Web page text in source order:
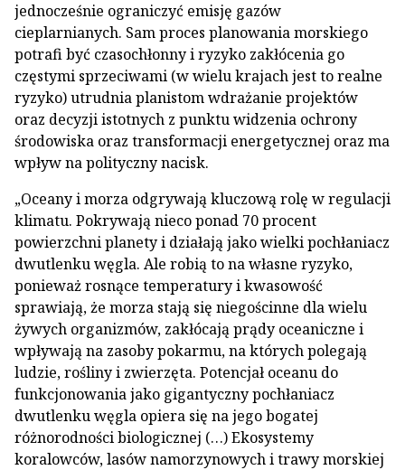
jednocześnie ograniczyć emisję gazów
cieplarnianych. Sam proces planowania morskiego
potrafi być czasochłonny i ryzyko zakłócenia go
częstymi sprzeciwami (w wielu krajach jest to realne
ryzyko) utrudnia planistom wdrażanie projektów
oraz decyzji istotnych z punktu widzenia ochrony
środowiska oraz transformacji energetycznej oraz ma
wpływ na polityczny nacisk.
„Oceany i morza odgrywają kluczową rolę w regulacji
klimatu. Pokrywają nieco ponad 70 procent
powierzchni planety i działają jako wielki pochłaniacz
dwutlenku węgla. Ale robią to na własne ryzyko,
ponieważ rosnące temperatury i kwasowość
sprawiają, że morza stają się niegościnne dla wielu
żywych organizmów, zakłócają prądy oceaniczne i
wpływają na zasoby pokarmu, na których polegają
ludzie, rośliny i zwierzęta. Potencjał oceanu do
funkcjonowania jako gigantyczny pochłaniacz
dwutlenku węgla opiera się na jego bogatej
różnorodności biologicznej (…) Ekosystemy
koralowców, lasów namorzynowych i trawy morskiej